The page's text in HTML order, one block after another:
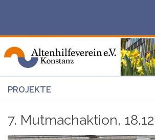
PROJEKTE
7. Mutmachaktion,